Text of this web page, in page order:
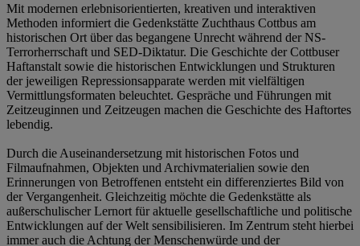
Mit modernen erlebnisorientierten, kreativen und interaktiven
Methoden informiert die Gedenkstätte Zuchthaus Cottbus am
historischen Ort über das begangene Unrecht während der NS-
Terrorherrschaft und SED-Diktatur. Die Geschichte der Cottbuser
Haftanstalt sowie die historischen Entwicklungen und Strukturen
der jeweiligen Repressionsapparate werden mit vielfältigen
Vermittlungsformaten beleuchtet. Gespräche und Führungen mit
Zeitzeuginnen und Zeitzeugen machen die Geschichte des Haftortes
lebendig.
Durch die Auseinandersetzung mit historischen Fotos und
Filmaufnahmen, Objekten und Archivmaterialien sowie den
Erinnerungen von Betroffenen entsteht ein differenziertes Bild von
der Vergangenheit. Gleichzeitig möchte die Gedenkstätte als
außerschulischer Lernort für aktuelle gesellschaftliche und politische
Entwicklungen auf der Welt sensibilisieren. Im Zentrum steht hierbei
immer auch die Achtung der Menschenwürde und der